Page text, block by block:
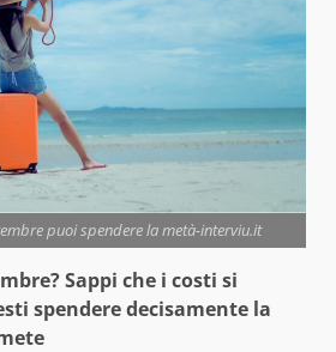
puoi spendere la metà-interviu.it
Sappi che i costi si
spendere decisamente la